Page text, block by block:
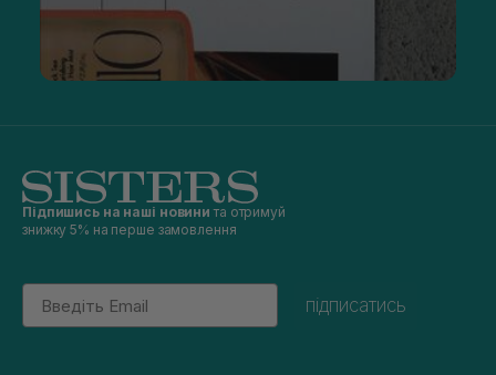
Підпишись на наші новини та отримуй
знижку 5% на перше замовлення
Email
підписатись